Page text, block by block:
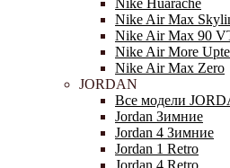
Nike Huarache
Nike Air Max
Nike Air Max 90
Nike Air More
Nike Air Max Zero
JORDAN
Все модели
Jordan Зимние
Jordan 4 Зимние
Jordan 1 Retro
Jordan 4 Retro